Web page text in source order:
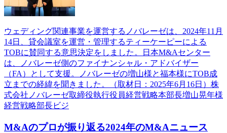
ウェディング関連事業を運営するノバレーゼは、2024年11月
14日、貸会議室を運営・管理するティーケーピーによる
TOBに賛同する意思決定をしました。日本M&Aセンター
は、ノバレーゼ側のファイナンシャル・アドバイザー
（FA）として支援。ノバレーゼの増山様と福本様にTOB成
立までの経緯を聞きました。（取材日：2025年6月16日）株
式会社ノバレーゼ取締役執行役員経営戦略本部長増山晃年様
経営戦略部長ビジ
M&Aのプロが振り返る2024年のM&Aニュース